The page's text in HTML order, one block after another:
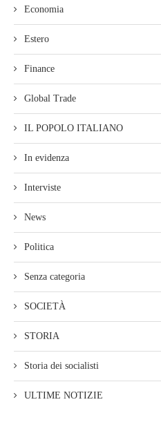
Economia
Estero
Finance
Global Trade
IL POPOLO ITALIANO
In evidenza
Interviste
News
Politica
Senza categoria
SOCIETÀ
STORIA
Storia dei socialisti
ULTIME NOTIZIE